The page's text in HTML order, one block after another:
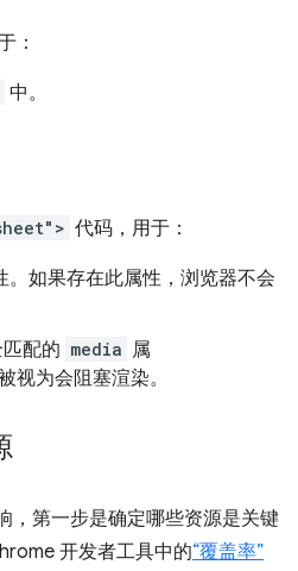
：
中。
代码，用于：
。如果存在此属性，浏览器不会
配的 media 属
视为会阻塞渲染。
，第一步是确定哪些资源是关键
开发者工具中的“覆盖率”